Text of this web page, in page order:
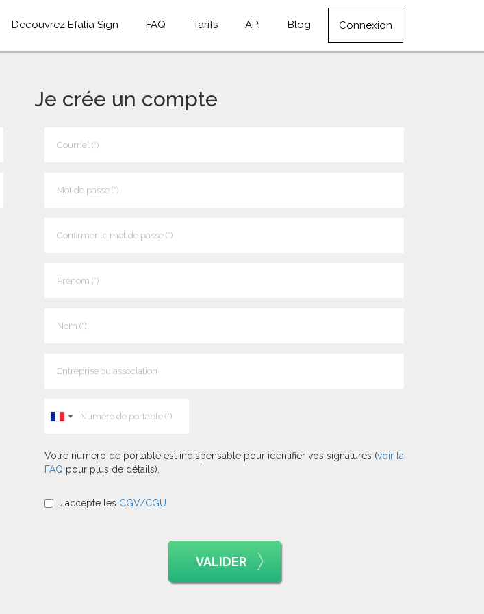
Découvrez Efalia Sign FAQ Tarifs API Blog Connexion
Je crée un compte
Votre numéro de portable est indispensable pour identifier vos signatures (voir la
FAQ pour plus de détails).
J'accepte les CGV/CGU
VALIDER